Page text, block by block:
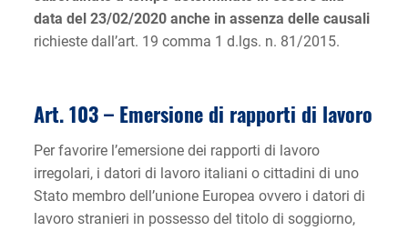
data del 23/02/2020 anche in assenza delle causali
richieste dall’art. 19 comma 1 d.lgs. n. 81/2015.
Art. 103 – Emersione di rapporti di lavoro
Per favorire l’emersione dei rapporti di lavoro
irregolari, i datori di lavoro italiani o cittadini di uno
Stato membro dell’unione Europea ovvero i datori di
lavoro stranieri in possesso del titolo di soggiorno,